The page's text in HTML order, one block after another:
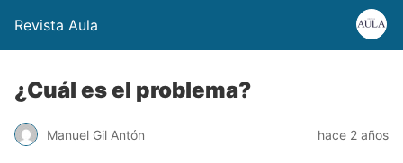
Revista Aula
¿Cuál es el problema?
Manuel Gil Antón hace 2 años